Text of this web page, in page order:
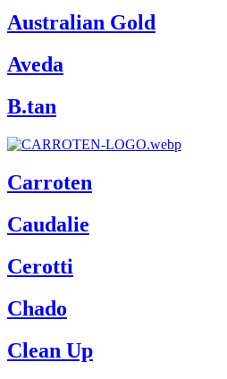
Australian Gold
Aveda
B.tan
Carroten
Caudalie
Cerotti
Chado
Clean Up